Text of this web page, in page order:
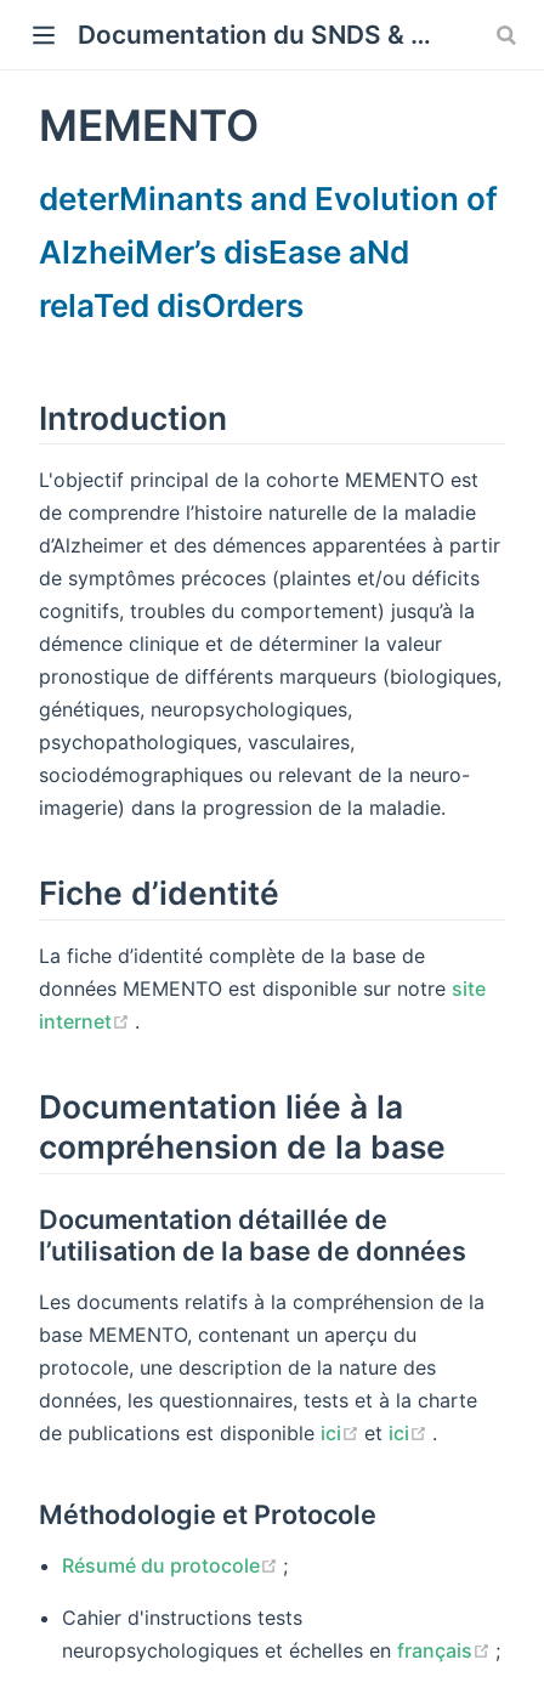
Documentation du SNDS & SNDS OMOP
MEMENTO
deterMinants and Evolution of
AlzheiMer’s disEase aNd
relaTed disOrders
Introduction
L'objectif principal de la cohorte MEMENTO est
de comprendre l’histoire naturelle de la maladie
d’Alzheimer et des démences apparentées à partir
de symptômes précoces (plaintes et/ou déficits
cognitifs, troubles du comportement) jusqu’à la
démence clinique et de déterminer la valeur
pronostique de différents marqueurs (biologiques,
génétiques, neuropsychologiques,
psychopathologiques, vasculaires,
sociodémographiques ou relevant de la neuro-
imagerie) dans la progression de la maladie.
Fiche d’identité
La fiche d’identité complète de la base de
données MEMENTO est disponible sur notre site
internet
(opens new window)
.
Documentation liée à la
compréhension de la base
Documentation détaillée de
l’utilisation de la base de données
Les documents relatifs à la compréhension de la
base MEMENTO, contenant un aperçu du
protocole, une description de la nature des
données, les questionnaires, tests et à la charte
de publications est disponible ici (opens new
et ici .
Méthodologie et Protocole
Résumé du protocole (opens new window)
;
Cahier d'instructions tests
neuropsychologiques et échelles enfrançais ;